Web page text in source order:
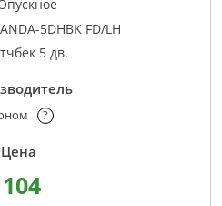
5DHBK FD/LH
5 дв.
?